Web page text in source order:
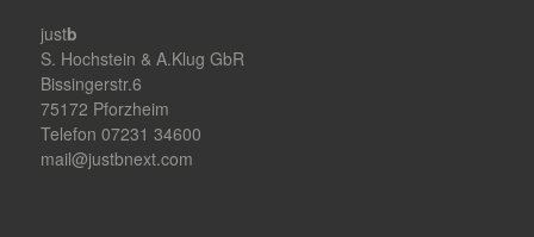
justb
S. Hochstein & A.Klug GbR
Bissingerstr.6
75172 Pforzheim
Telefon 07231 34600
mail@justbnext.com